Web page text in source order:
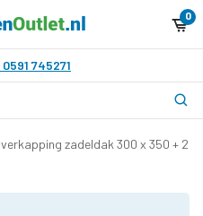
0
745271
zadeldak 300 x 350 +